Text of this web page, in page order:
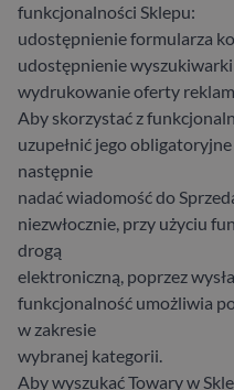
funkcjonalności Sklepu:
udostępnienie formularza
udostępnienie
wydrukowanie oferty
Aby skorzystać z
uzupełnić jego
następnie
nadać wiadomość do
niezwłocznie, przy użyciu
drogą
elektroniczną, poprzez
funkcjonalność umożliwia
w zakresie
wybranej kategorii.
Aby wyszukać Towary w